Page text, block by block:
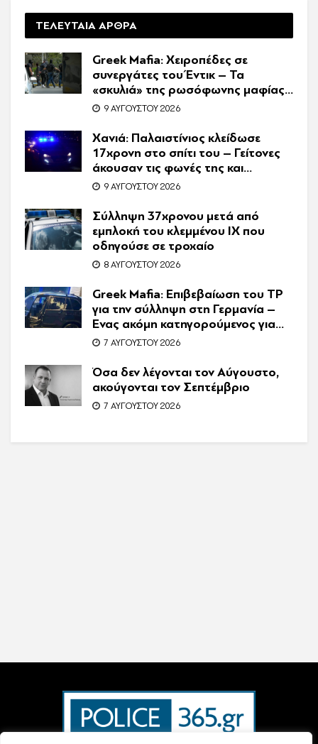
ΤΕΛΕΥΤΑΙΑ ΑΡΘΡΑ
Greek Mafia: Χειροπέδες σε
συνεργάτες του Έντικ – Τα
«σκυλιά» της ρωσόφωνης μαφίας,
οι εκβιασμοί και το υπερπολυτελές
9 ΑΥΓΟΎΣΤΟΥ 2026
Χανιά: Παλαιστίνιος κλείδωσε
17χρονη στο σπίτι του – Γείτονες
άκουσαν τις φωνές της και
κάλεσαν την Αστυνομία
9 ΑΥΓΟΎΣΤΟΥ 2026
Σύλληψη 37χρονου μετά από
εμπλοκή του κλεμμένου ΙΧ που
οδηγούσε σε τροχαίο
8 ΑΥΓΟΎΣΤΟΥ 2026
Greek Mafia: Επιβεβαίωση τoυ ΤP
για την σύλληψη στη Γερμανία –
Ένας ακόμη κατηγορούμενος για
τον θάνατο του Ζαμπούνη
7 ΑΥΓΟΎΣΤΟΥ 2026
Όσα δεν λέγονται τον Αύγουστο,
ακούγονται τον Σεπτέμβριο
7 ΑΥΓΟΎΣΤΟΥ 2026